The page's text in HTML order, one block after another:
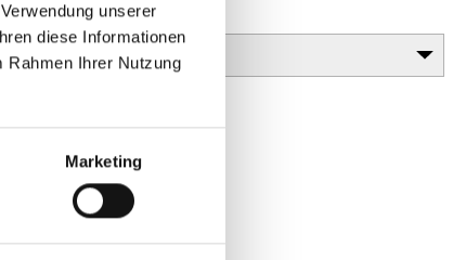
unserer
diese Informationen
Rahmen Ihrer Nutzung
Marketing
Gebinde